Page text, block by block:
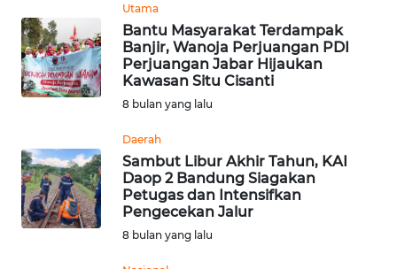
Utama
Bantu Masyarakat Terdampak
Banjir, Wanoja Perjuangan PDI
Perjuangan Jabar Hijaukan
Kawasan Situ Cisanti
8 bulan yang lalu
Daerah
Sambut Libur Akhir Tahun, KAI
Daop 2 Bandung Siagakan
Petugas dan Intensifkan
Pengecekan Jalur
8 bulan yang lalu
KAMI
PEDOMAN
MEDIA
REDAKSI
KARIR